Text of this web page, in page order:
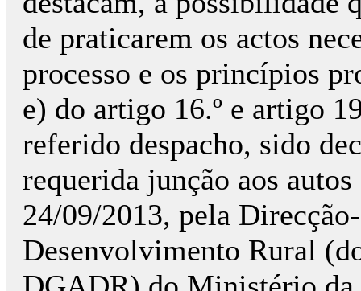
de praticarem os actos
processo e os princípios
e) do artigo 16.º e artigo
referido despacho, sido
requerida junção aos
24/09/2013, pela
Desenvolvimento Rural